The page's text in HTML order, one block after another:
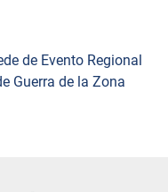
de Evento Regional
Guerra de la Zona